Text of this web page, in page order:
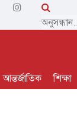
আন্তর্জাতিক শিক্ষা